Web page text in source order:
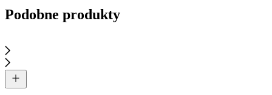
Podobne produkty